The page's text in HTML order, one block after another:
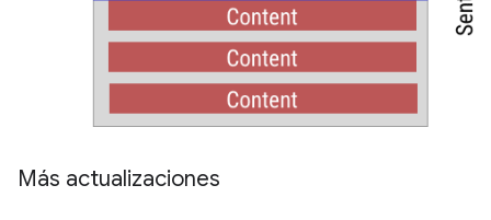
Más actualizaciones